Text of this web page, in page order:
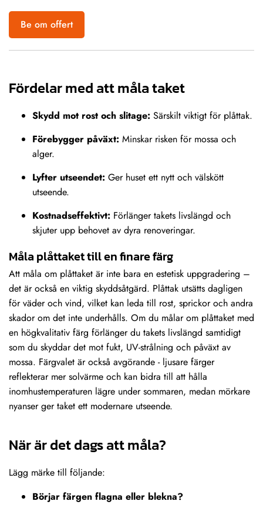
Be om offert
Fördelar med att måla taket
Skydd mot rost och slitage: Särskilt viktigt för plåttak.
Förebygger påväxt: Minskar risken för mossa och
alger.
Lyfter utseendet: Ger huset ett nytt och välskött
utseende.
Kostnadseffektivt: Förlänger takets livslängd och
skjuter upp behovet av dyra renoveringar.
Måla plåttaket till en finare färg
Att måla om plåttaket är inte bara en estetisk uppgradering –
det är också en viktig skyddsåtgärd. Plåttak utsätts dagligen
för väder och vind, vilket kan leda till rost, sprickor och andra
skador om det inte underhålls. Om du målar om plåttaket med
en högkvalitativ färg förlänger du takets livslängd samtidigt
som du skyddar det mot fukt, UV-strålning och påväxt av
mossa. Färgvalet är också avgörande - ljusare färger
reflekterar mer solvärme och kan bidra till att hålla
inomhustemperaturen lägre under sommaren, medan mörkare
nyanser ger taket ett modernare utseende.
När är det dags att måla?
Lägg märke till följande:
Börjar färgen flagna eller blekna?